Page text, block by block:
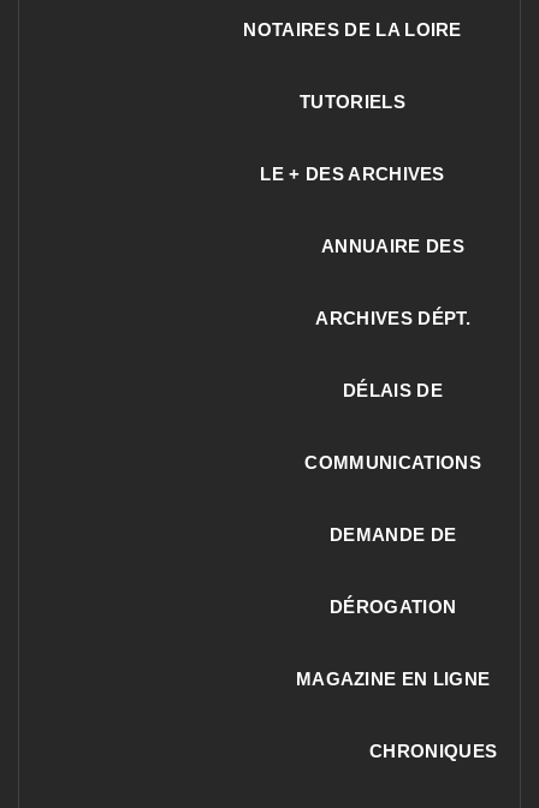
NOTAIRES DE LA LOIRE
TUTORIELS
LE + DES ARCHIVES
ANNUAIRE DES
ARCHIVES DÉPT.
DÉLAIS DE
COMMUNICATIONS
DEMANDE DE
DÉROGATION
MAGAZINE EN LIGNE
CHRONIQUES